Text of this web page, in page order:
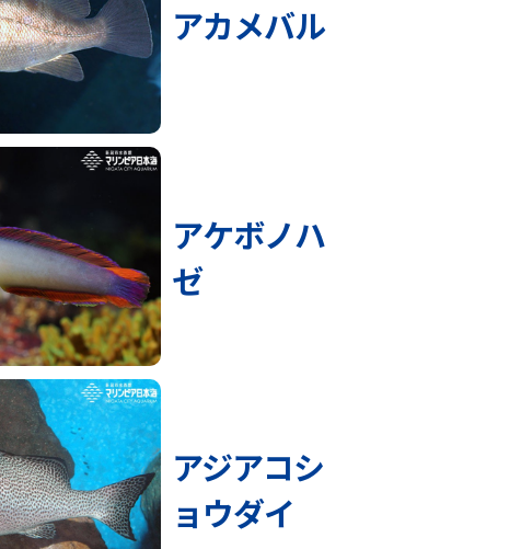
アカメバル
アケボノハ
ゼ
アジアコシ
ョウダイ